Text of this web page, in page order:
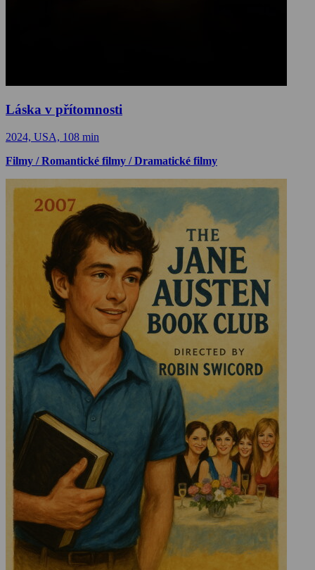
Láska v přítomnosti
2024, USA, 108 min
Filmy / Romantické filmy / Dramatické filmy